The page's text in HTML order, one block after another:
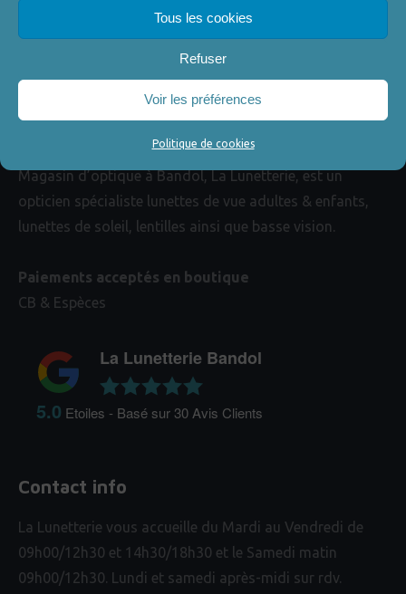
Tous les cookies
Refuser
Voir les préférences
Politique de cookies
Magasin d’optique à Bandol, La Lunetterie, est un
opticien spécialiste lunettes de vue adultes & enfants,
lunettes de soleil, lentilles ainsi que basse vision.
Paiements acceptés en boutique
CB & Espèces
La Lunetterie Bandol
5.0 Etoiles - Basé sur 30 Avis Clients
Contact info
La Lunetterie vous accueille du Mardi au Vendredi de
09h00/12h30 et 14h30/18h30 et le Samedi matin
09h00/12h30. Lundi et samedi après-midi sur rdv.